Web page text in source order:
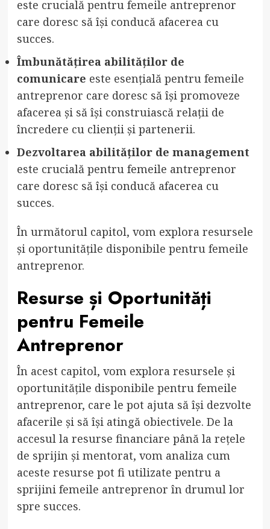
este crucială pentru femeile antreprenor
care doresc să își conducă afacerea cu
succes.
Îmbunătățirea abilităților de
comunicare este esențială pentru femeile
antreprenor care doresc să își promoveze
afacerea și să își construiască relații de
încredere cu clienții și partenerii.
Dezvoltarea abilităților de management
este crucială pentru femeile antreprenor
care doresc să își conducă afacerea cu
succes.
În următorul capitol, vom explora resursele
și oportunitățile disponibile pentru femeile
antreprenor.
Resurse și Oportunități
pentru Femeile
Antreprenor
În acest capitol, vom explora resursele și
oportunitățile disponibile pentru femeile
antreprenor, care le pot ajuta să își dezvolte
afacerile și să își atingă obiectivele. De la
accesul la resurse financiare până la rețele
de sprijin și mentorat, vom analiza cum
aceste resurse pot fi utilizate pentru a
sprijini femeile antreprenor în drumul lor
spre succes.